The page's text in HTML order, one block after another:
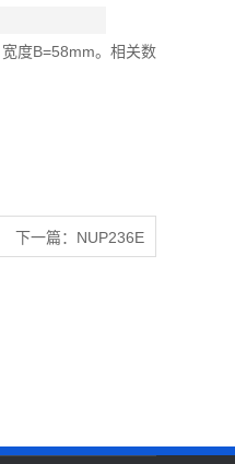
度B=58mm。相关数
下一篇： NUP236E